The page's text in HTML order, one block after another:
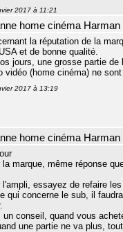
2017 à 11:21
home cinéma
la réputation de la
et de bonne qualité.
jours, une grosse partie
vidéo (home cinéma) ne
2017 à 13:19
home cinéma
la marque, même réponse
l'ampli, essayez de refaire
qui concerne le sub, il
un conseil, quand vous
une partie ne va plus,